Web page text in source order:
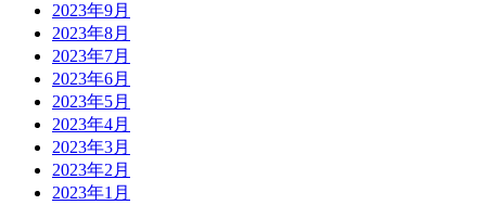
2023年9月
2023年8月
2023年7月
2023年6月
2023年5月
2023年4月
2023年3月
2023年2月
2023年1月